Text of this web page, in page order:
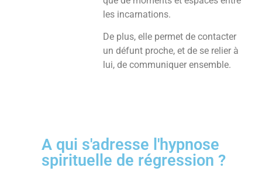
les incarnations.
De plus, elle permet de contacter
un défunt proche, et de se relier à
lui, de communiquer ensemble.
A qui s'adresse l'hypnose
spirituelle de régression ?